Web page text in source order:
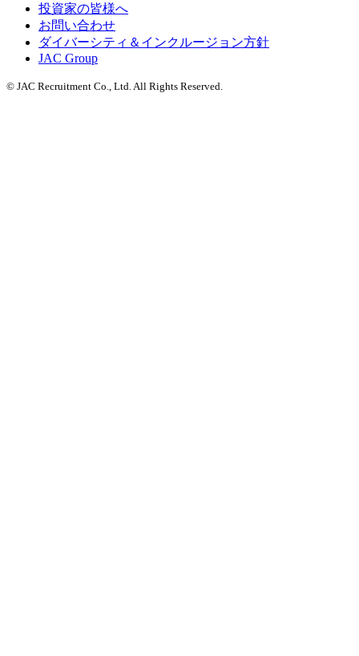
投資家の皆様へ
お問い合わせ
ダイバーシティ＆インクルージョン方針
JAC Group
© JAC Recruitment Co., Ltd. All Rights Reserved.